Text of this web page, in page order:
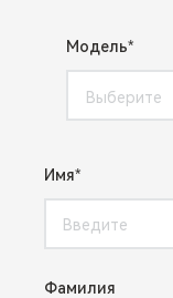
Модель
Выберите
Имя
Фамилия